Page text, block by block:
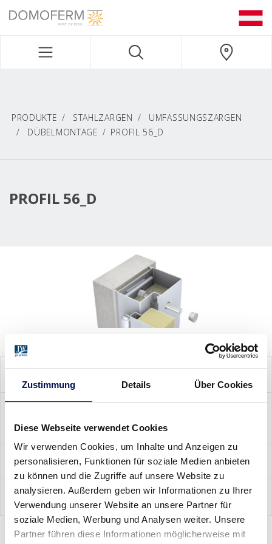
Zustimmung Details Über Cookies
Diese Webseite verwendet Cookies
Wir verwenden Cookies, um Inhalte und Anzeigen zu
personalisieren, Funktionen für soziale Medien anbieten
zu können und die Zugriffe auf unsere Website zu
analysieren. Außerdem geben wir Informationen zu Ihrer
Verwendung unserer Website an unsere Partner für
soziale Medien, Werbung und Analysen weiter. Unsere
Partner führen diese Informationen möglicherweise mit
DOMOFERM NAVIGATION
PRODUKTE STAHLZARGEN
UMFASSUNGSZARGEN
DÜBELMONTAGE
PROFIL 56_D
PROFIL 56_D
KONSTRUKTIONSMERKMALE
GRÖSSENBEREICH / BAURICHTMASS
DOKUMENTATION